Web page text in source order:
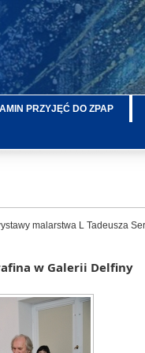
PRZYJĘĆ DO ZPAP
malarstwa L Tadeusza
w Galerii Delfiny